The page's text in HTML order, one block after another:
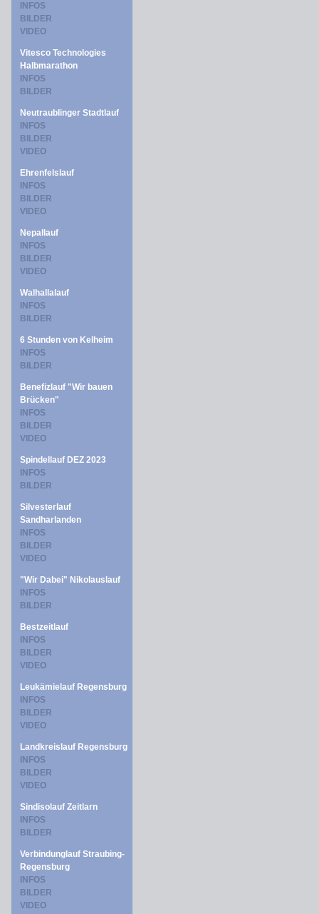
INFOS
BILDER
VIDEO
Vitesco Technologies
Halbmarathon
INFOS
BILDER
Neutraublinger Stadtlauf
INFOS
BILDER
VIDEO
Ehrenfelslauf
INFOS
BILDER
VIDEO
Nepallauf
INFOS
BILDER
VIDEO
Walhallalauf
INFOS
BILDER
6 Stunden von Kelheim
INFOS
BILDER
Benefizlauf "Wir bauen
Brücken"
INFOS
BILDER
VIDEO
Spindellauf DEZ 2023
INFOS
BILDER
Silvesterlauf
Sandharlanden
INFOS
BILDER
VIDEO
"Wir Dabei" Nikolauslauf
INFOS
BILDER
Bestzeitlauf
INFOS
BILDER
VIDEO
Leukämielauf Regensburg
INFOS
BILDER
VIDEO
Landkreislauf Regensburg
INFOS
BILDER
VIDEO
Sindisolauf Zeitlarn
INFOS
BILDER
Verbindunglauf Straubing-
Regensburg
INFOS
BILDER
VIDEO